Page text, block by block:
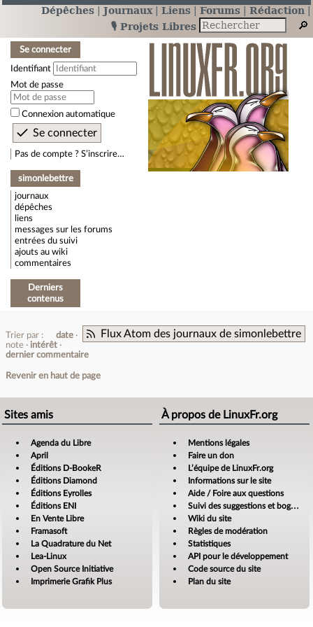
Dépêches Journaux Liens Forums
Rédaction
🎙️ Projets Libres
Se connecter
Identifiant
Mot de passe
Connexion automatique
Pas de compte ? S’inscrire…
simonlebettre
journaux
dépêches
liens
messages sur les forums
entrées du suivi
ajouts au wiki
commentaires
Derniers
contenus
Flux Atom des journaux de simonlebettre
Trier par :
date
note
intérêt
dernier commentaire
Revenir en haut de page
Sites amis
Agenda du Libre
April
Éditions D-BookeR
Éditions Diamond
Éditions Eyrolles
Éditions ENI
En Vente Libre
Framasoft
La Quadrature du Net
Lea-Linux
Open Source Initiative
Imprimerie Grafik Plus
À propos de LinuxFr.org
Mentions légales
Faire un don
L’équipe de LinuxFr.org
Informations sur le site
Aide / Foire aux questions
Suivi des suggestions et bogues
Wiki du site
Règles de modération
Statistiques
API pour le développement
Code source du site
Plan du site